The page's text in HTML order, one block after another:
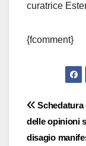
curatrice
{fcomment}
delle opinioni
disagio